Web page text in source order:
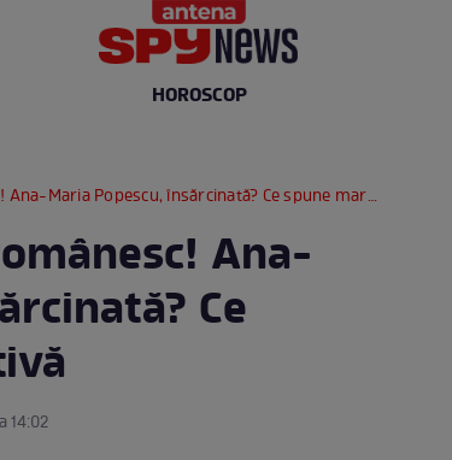
HOROSCOP
Popescu, însărcinată? Ce spune marea sportivă
Ana-
Ce
14:02